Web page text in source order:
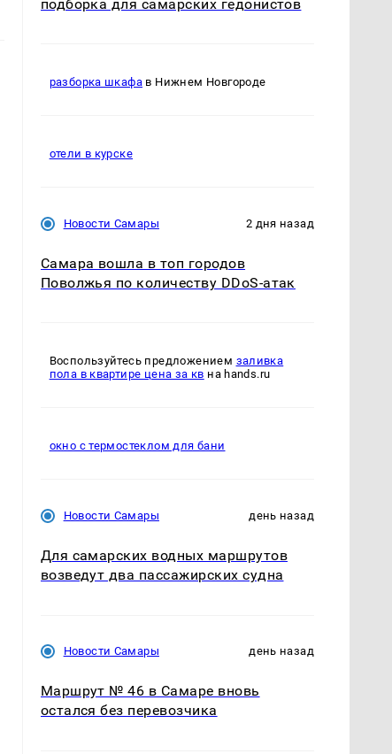
подборка для самарских гедонистов
разборка шкафа в Нижнем Новгороде
отели в курске
Новости Самары 2 дня назад
Самара вошла в топ городов
Поволжья по количеству DDoS-атак
Воспользуйтесь предложением заливка
пола в квартире цена за кв на hands.ru
окно с термостеклом для бани
Новости Самары день назад
Для самарских водных маршрутов
возведут два пассажирских судна
Новости Самары день назад
Маршрут № 46 в Самаре вновь
остался без перевозчика